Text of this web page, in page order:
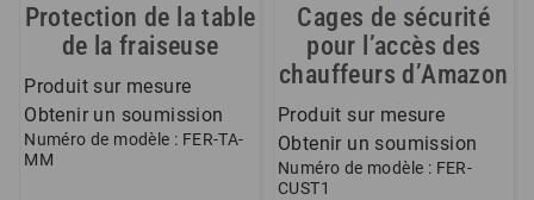
Protection de la table
de la fraiseuse
Produit sur mesure
Obtenir un soumission
Numéro de modèle : FER-TA-
MM
Cages de sécurité
pour l’accès des
chauffeurs d’Amazon
Produit sur mesure
Obtenir un soumission
Numéro de modèle : FER-
CUST1